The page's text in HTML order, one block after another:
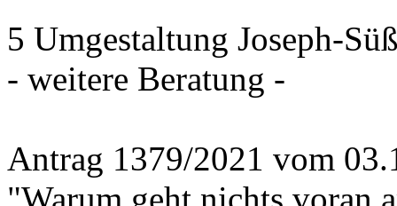
5 Umgestaltung Joseph-
- weitere Beratung -
Antrag 1379/2021 vom